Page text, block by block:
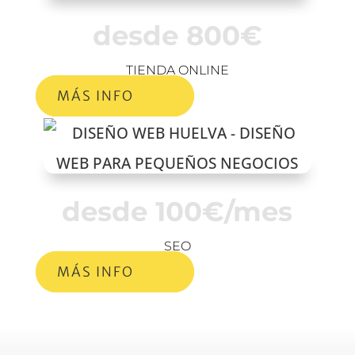
desde 800€
TIENDA ONLINE
MÁS INFO
desde 100€/mes
SEO
MÁS INFO